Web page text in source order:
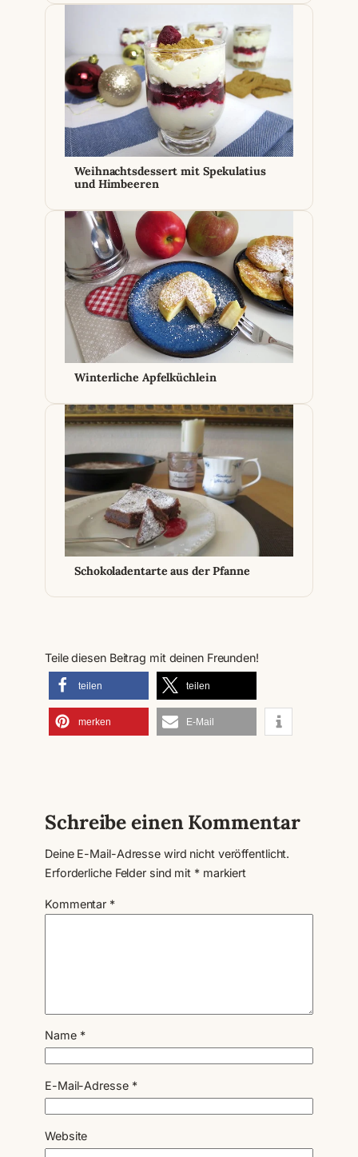
Weihnachtsdessert mit Spekulatius
und Himbeeren
Winterliche Apfelküchlein
Schokoladentarte aus der Pfanne
Teile diesen Beitrag mit deinen Freunden!
teilen teilen
merken E-Mail
Schreibe einen Kommentar
Deine E-Mail-Adresse wird nicht veröffentlicht.
Erforderliche Felder sind mit *markiert
Kommentar *
Name *
E-Mail-Adresse *
Website